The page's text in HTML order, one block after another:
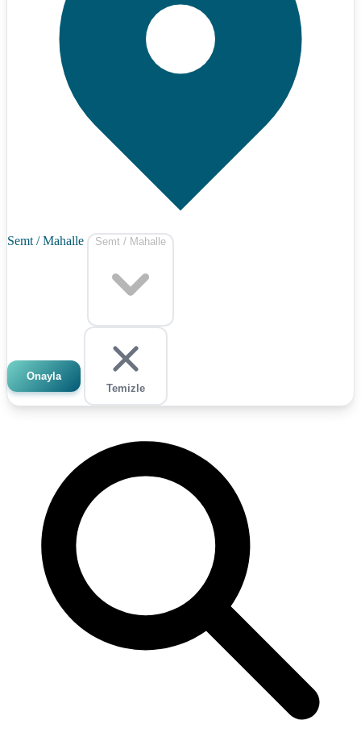
Semt / Mahalle Semt / Mahalle
Onayla
Temizle